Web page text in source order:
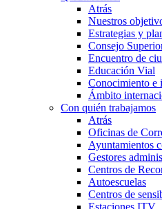
Atrás
Nuestros
Estrategias y
Consejo
Encuentro de
Educación Vial
Conocimiento e
Ámbito
Con quién trabajamos
Atrás
Oficinas de
Ayuntamientos
Gestores
Centros de
Autoescuelas
Centros de